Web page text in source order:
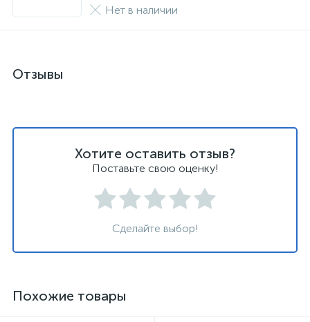
Нет в наличии
Отзывы
Хотите оставить отзыв?
Поставьте свою оценку!
Сделайте выбор!
Похожие товары